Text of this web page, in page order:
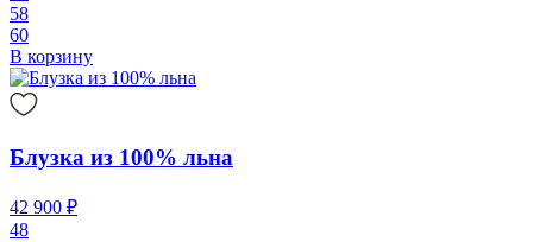
58
60
В корзину
Блузка из 100% льна
42 900 ₽
48